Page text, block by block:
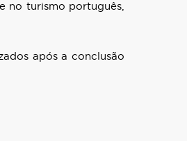
no turismo português,
após a conclusão